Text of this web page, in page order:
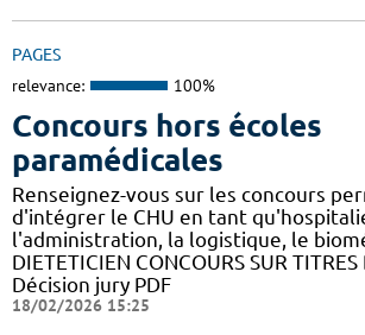
PAGES
relevance: 100%
Concours hors écoles
paramédicales
Renseignez-vous sur les concours
d'intégrer le CHU en tant
l'administration, la logistique, le
DIETETICIEN CONCOURS SUR
Décision jury PDF
18/02/2026 15:25